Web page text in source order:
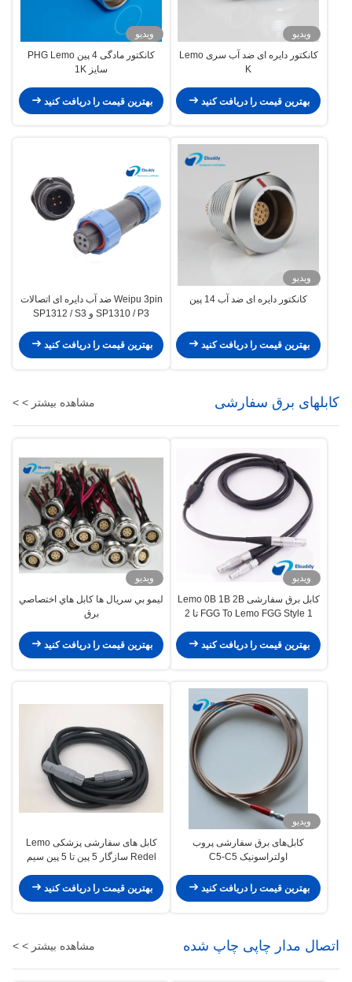
ویدیو
کانکتور دایره ای ضد آب سری Lemo
K
بهترین قیمت را دریافت کنید
ویدیو
کانکتور مادگی 4 پین PHG Lemo
سایز 1K
بهترین قیمت را دریافت کنید
ویدیو
کانکتور دایره ای ضد آب 14 پین
بهترین قیمت را دریافت کنید
Weipu 3pin ضد آب دایره ای اتصالات
SP1310 / P3 و SP1312 / S3
بهترین قیمت را دریافت کنید
کابلهای برق سفارشی مشاهده بیشتر > >
ویدیو
کابل برق سفارشی Lemo 0B 1B 2B
FGG To Lemo FGG Style 1 تا 2
بهترین قیمت را دریافت کنید
ویدیو
ليمو بي سريال ها كابل هاي اختصاصي
برق
بهترین قیمت را دریافت کنید
ویدیو
کابل‌های برق سفارشی پروب
اولتراسونیک C5-C5
بهترین قیمت را دریافت کنید
کابل های سفارشی پزشکی Lemo
Redel سازگار 5 پین تا 5 پین سیم
بهترین قیمت را دریافت کنید
اتصال مدار چاپی چاپ شده مشاهده بیشتر > >